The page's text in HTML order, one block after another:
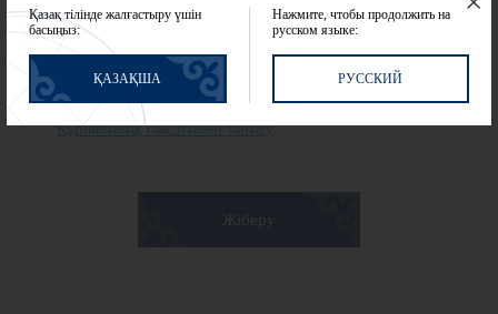
Мен жеке деректерімді жинауға және өңдеуге келісім беремін.
Құпиялылық саясатымен танысу.
Жіберу
Қазақ тілінде жалғастыру үшін
басыңыз:
ҚАЗАҚША
Нажмите, чтобы продолжить на
русском языке:
РУССКИЙ